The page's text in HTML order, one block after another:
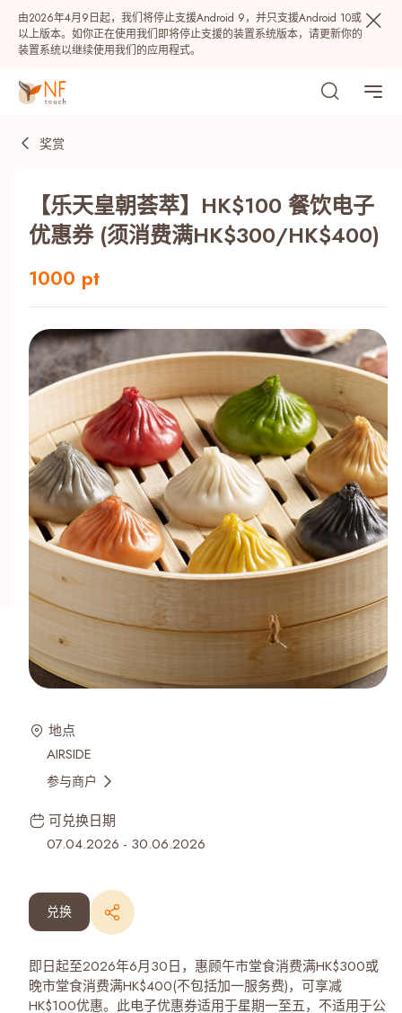
由2026年4月9日起，我们将停止支援Android 9，并只支援Android 10或
以上版本。如你正在使用我们即将停止支援的装置系统版本，请更新你的
装置系统以继续使用我们的应用程式。
热门
最近搜寻纪录
奖赏
【乐天皇朝荟萃】HK$100 餐饮电子
优惠券 (须消费满HK$300/HK$400)
1000 pt
地点
AIRSIDE
参与商户
可兑换日期
07.04.2026 - 30.06.2026
兑换
即日起至2026年6月30日，惠顾午市堂食消费满HK$300或
晚市堂食消费满HK$400(不包括加一服务费)，可享减
HK$100优惠。此电子优惠券适用于星期一至五，不适用于公